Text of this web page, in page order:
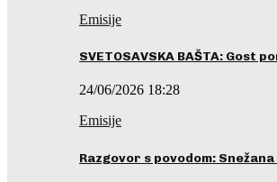
Emisije
SVETOSAVSKA BAŠTA:
24/06/2026 18:28
Emisije
Razgovor s povodom: